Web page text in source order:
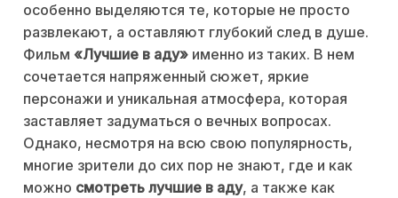
особенно выделяются те, которые не просто
развлекают, а оставляют глубокий след в душе.
Фильм «Лучшие в аду» именно из таких. В нем
сочетается напряженный сюжет, яркие
персонажи и уникальная атмосфера, которая
заставляет задуматься о вечных вопросах.
Однако, несмотря на всю свою популярность,
многие зрители до сих пор не знают, где и как
можно смотреть лучшие в аду, а также как